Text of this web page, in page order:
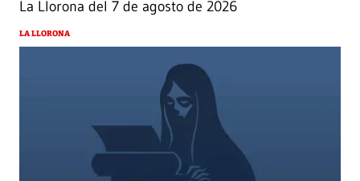
La Llorona del 7 de agosto de 2026
LA LLORONA